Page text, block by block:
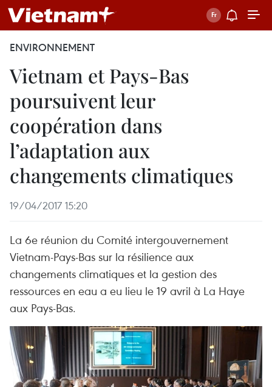
ENVIRONNEMENT
Vietnam et Pays-Bas
poursuivent leur
coopération dans
l’adaptation aux
changements climatiques
19/04/2017 15:20
La 6e réunion du Comité intergouvernement
Vietnam-Pays-Bas sur la résilience aux
changements climatiques et la gestion des
ressources en eau a eu lieu le 19 avril à La Haye
aux Pays-Bas.